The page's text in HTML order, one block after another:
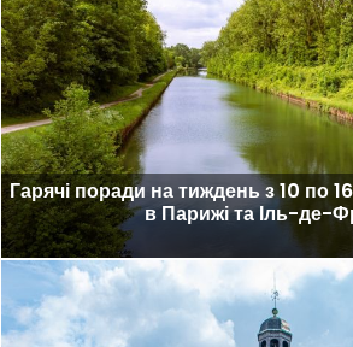
Гарячі поради на тиждень з 10 по
в Парижі та Іль-де-